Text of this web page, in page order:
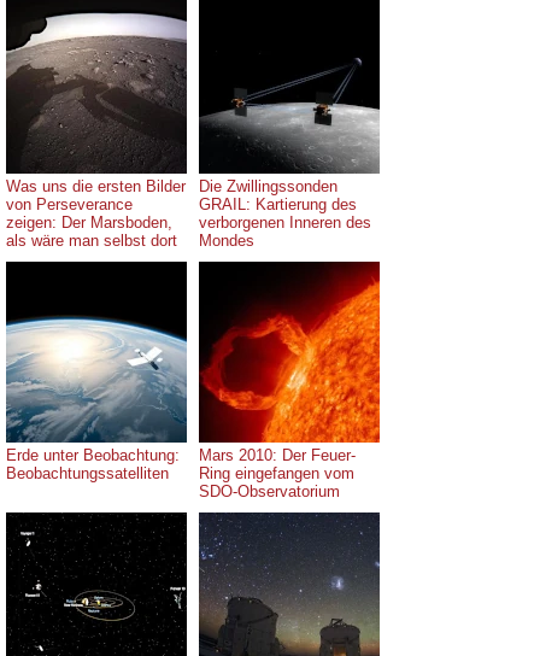
Was uns die ersten Bilder
von Perseverance
zeigen: Der Marsboden,
als wäre man selbst dort
Die Zwillingssonden
GRAIL: Kartierung des
verborgenen Inneren des
Mondes
Erde unter Beobachtung:
Beobachtungssatelliten
Mars 2010: Der Feuer-
Ring eingefangen vom
SDO-Observatorium